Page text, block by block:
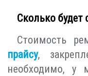
Сколько будет
Стоимость
прайсу,
необходимо, у